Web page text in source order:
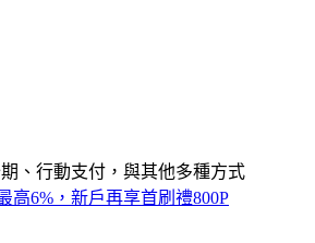
、行動支付，與其他多種方式
高6%，新戶再享首刷禮800P